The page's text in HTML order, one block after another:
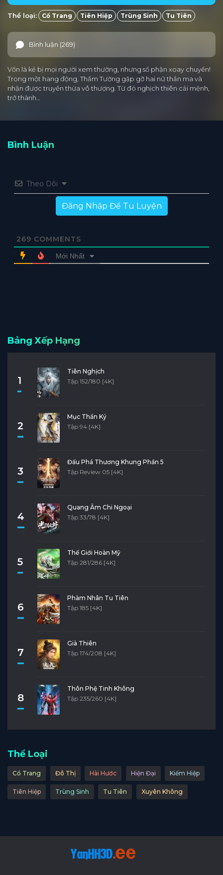
Thể loại: Cổ Trang Tiên Hiệp Trùng Sinh Tu Tiên
Bình luận (269)
Vốn là kẻ bị mọi người xem thường, nhưng số phận xoay chuyển!
Trong một hang động, Thẩm Tường gặp gỡ hai nữ thần ma và
nhận được truyền thừa vô thượng. Từ đó nghịch thiên cải mệnh,
trở thành…
Bình Luận
Theo Dõi
Đăng Nhập Để Tu Luyện
269 COMMENTS
Mới Nhất
Bảng Xếp Hạng
1
Tiên Nghịch
Tập 152/180 [4K]
2
Mục Thần Ký
Tập 94 [4K]
3
Đấu Phá Thương Khung Phần 5
Tập Review 05 [4K]
4
Quang Âm Chi Ngoại
Tập 33/78 [4K]
5
Thế Giới Hoàn Mỹ
Tập 281/286 [4K]
6
Phàm Nhân Tu Tiên
Tập 185 [4K]
7
Già Thiên
Tập 174/208 [4K]
8
Thôn Phệ Tinh Không
Tập 235/260 [4K]
Thể Loại
Cổ Trang Đô Thị Hài Hước Hiện Đại Kiếm Hiệp
Tiên Hiệp Trùng Sinh Tu Tiên Xuyên Không